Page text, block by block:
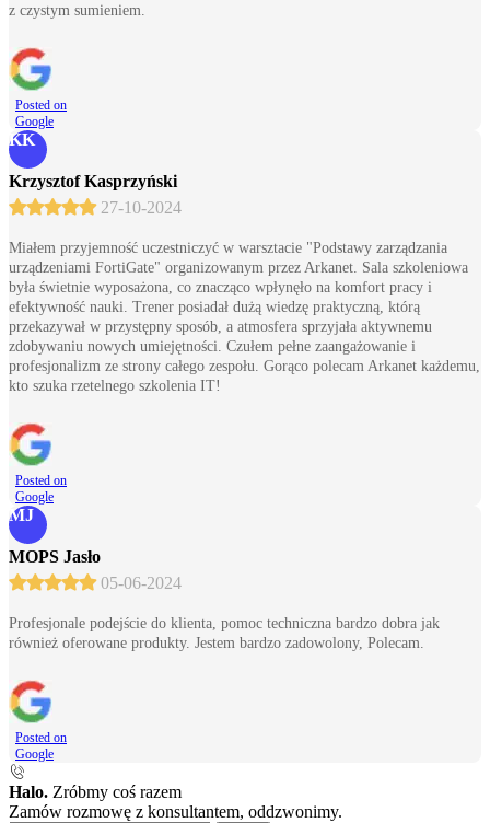
z czystym sumieniem.
Posted on
Google
KK
Krzysztof Kasprzyński
27-10-2024
Miałem przyjemność uczestniczyć w warsztacie "Podstawy zarządzania
urządzeniami FortiGate" organizowanym przez Arkanet. Sala szkoleniowa
była świetnie wyposażona, co znacząco wpłynęło na komfort pracy i
efektywność nauki. Trener posiadał dużą wiedzę praktyczną, którą
przekazywał w przystępny sposób, a atmosfera sprzyjała aktywnemu
zdobywaniu nowych umiejętności. Czułem pełne zaangażowanie i
profesjonalizm ze strony całego zespołu. Gorąco polecam Arkanet każdemu,
kto szuka rzetelnego szkolenia IT!
Posted on
Google
MJ
MOPS Jasło
05-06-2024
Profesjonale podejście do klienta, pomoc techniczna bardzo dobra jak
również oferowane produkty. Jestem bardzo zadowolony, Polecam.
Posted on
Google
Halo. Zróbmy coś razem
Zamów rozmowę z konsultantem, oddzwonimy.